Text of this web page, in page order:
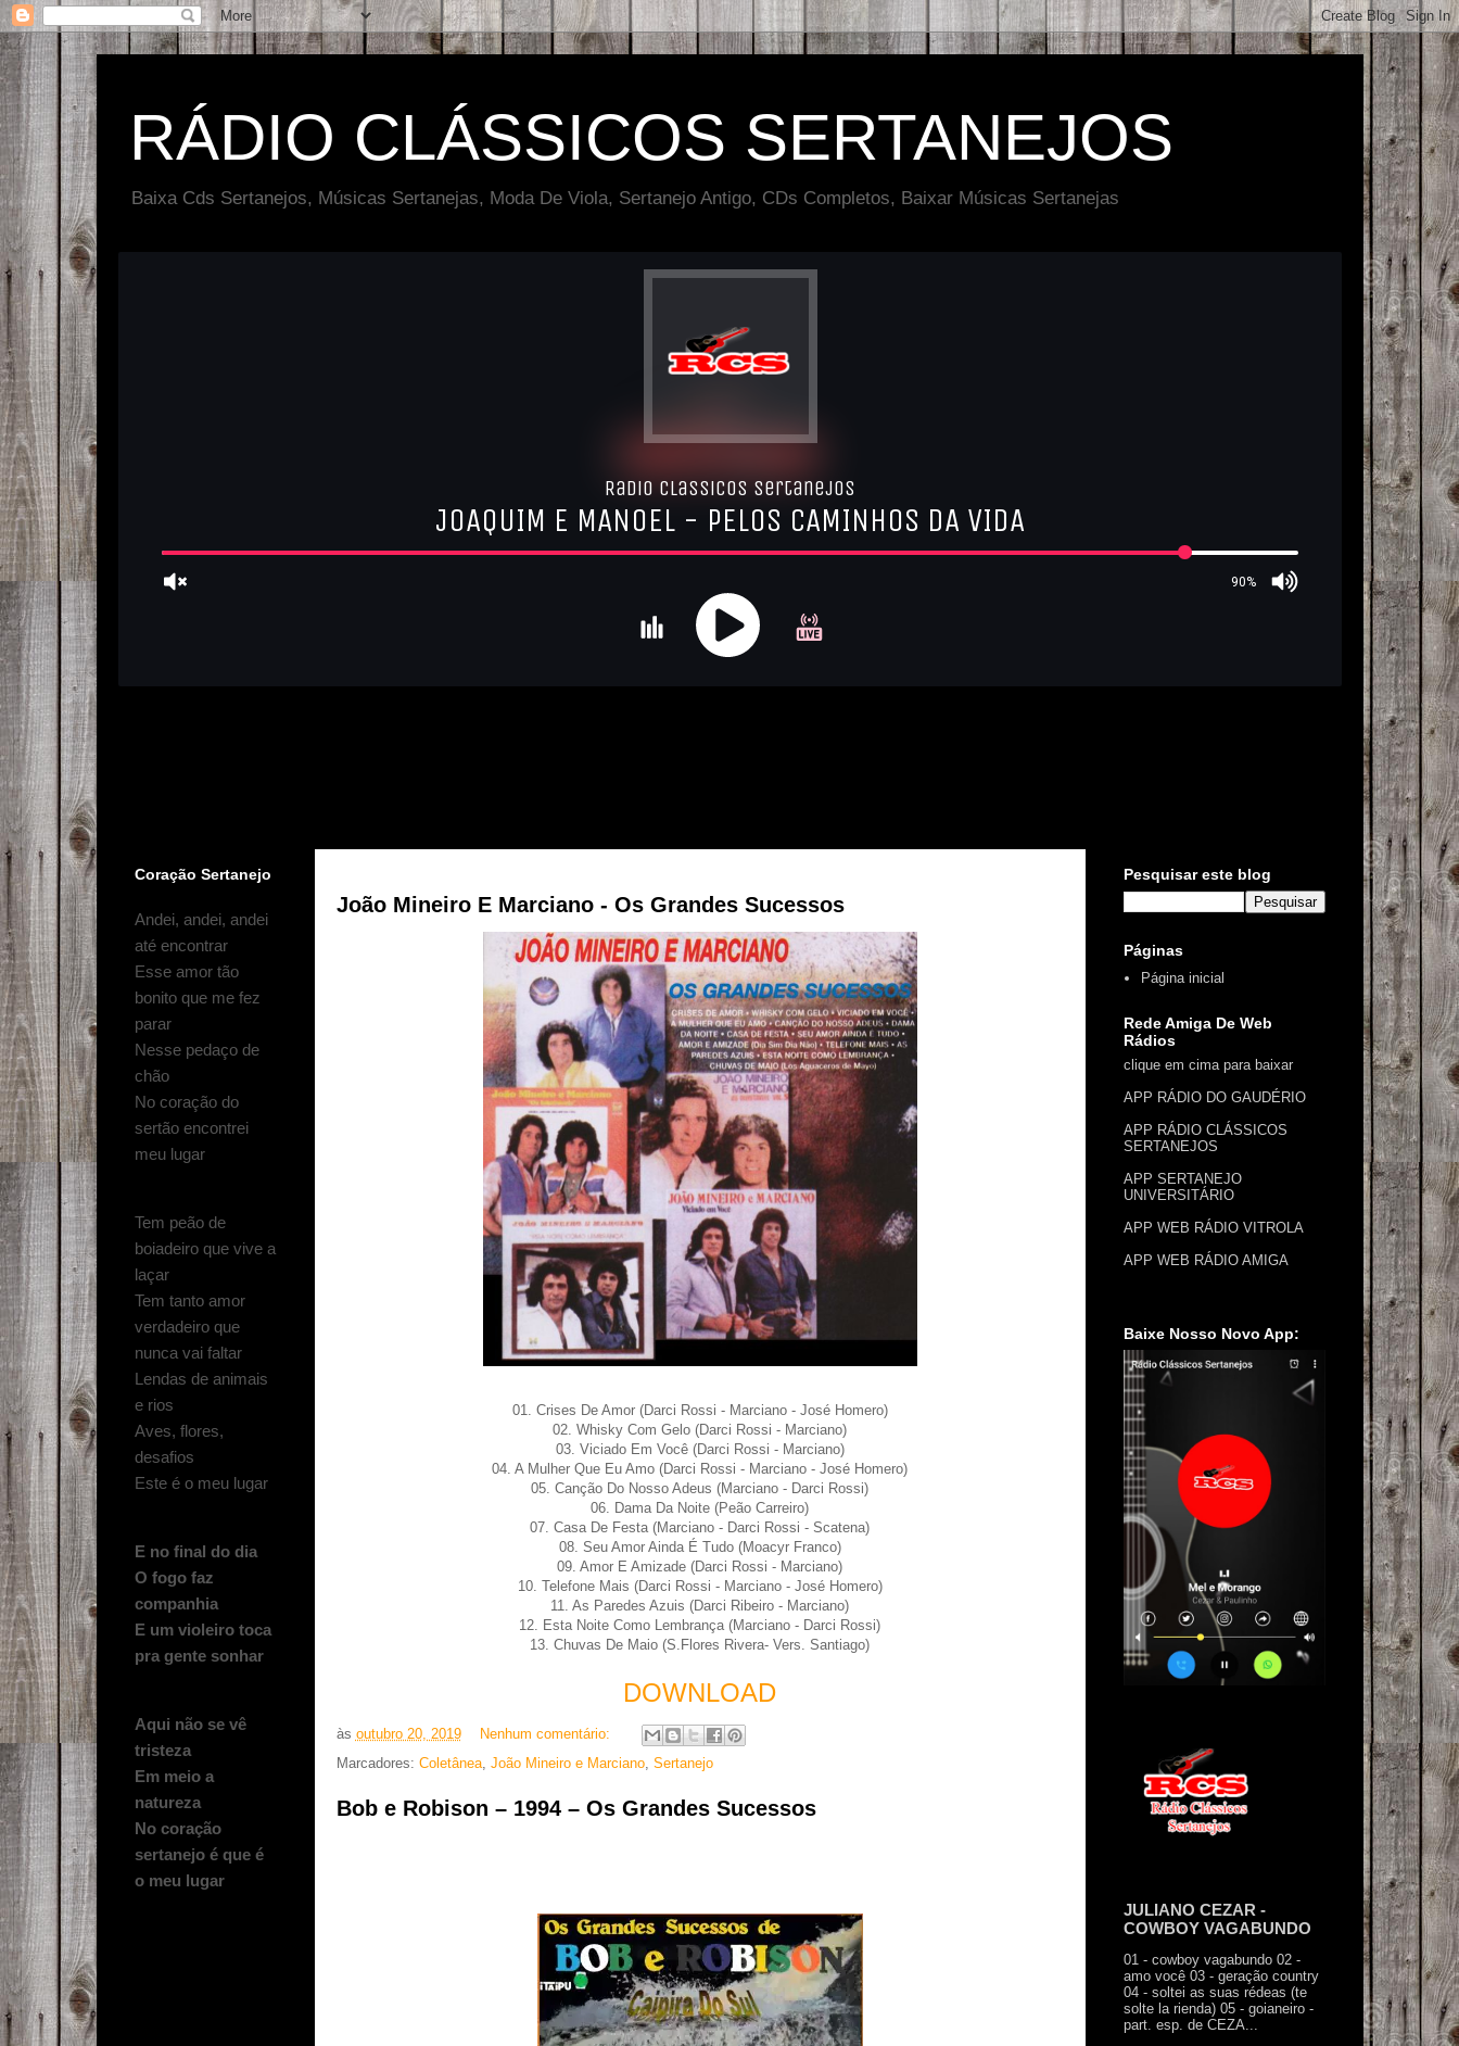
RÁDIO CLÁSSICOS SERTANEJOS
Baixa Cds Sertanejos, Músicas Sertanejas, Moda De Viola, Sertanejo Antigo, CDs Completos, Baixar Músicas Sertanejas
João Mineiro E Marciano - Os Grandes Sucessos
01. Crises De Amor (Darci Rossi - Marciano - José Homero)
02. Whisky Com Gelo (Darci Rossi - Marciano)
03. Viciado Em Você (Darci Rossi - Marciano)
04. A Mulher Que Eu Amo (Darci Rossi - Marciano - José Homero)
05. Canção Do Nosso Adeus (Marciano - Darci Rossi)
06. Dama Da Noite (Peão Carreiro)
07. Casa De Festa (Marciano - Darci Rossi - Scatena)
08. Seu Amor Ainda É Tudo (Moacyr Franco)
09. Amor E Amizade (Darci Rossi - Marciano)
10. Telefone Mais (Darci Rossi - Marciano - José Homero)
11. As Paredes Azuis (Darci Ribeiro - Marciano)
12. Esta Noite Como Lembrança (Marciano - Darci Rossi)
13. Chuvas De Maio (S.Flores Rivera- Vers. Santiago)
DOWNLOAD
às outubro 20, 2019
Nenhum comentário:
Marcadores: Coletânea, João Mineiro e Marciano, Sertanejo
Bob e Robison – 1994 – Os Grandes Sucessos
Coração Sertanejo
Andei, andei, andei
até encontrar
Esse amor tão
bonito que me fez
parar
Nesse pedaço de
chão
No coração do
sertão encontrei
meu lugar
Tem peão de
boiadeiro que vive a
laçar
Tem tanto amor
verdadeiro que
nunca vai faltar
Lendas de animais
e rios
Aves, flores,
desafios
Este é o meu lugar
E no final do dia
O fogo faz
companhia
E um violeiro toca
pra gente sonhar
Aqui não se vê
tristeza
Em meio a
natureza
No coração
sertanejo é que é
o meu lugar
Pesquisar este blog
Páginas
Página inicial
Rede Amiga De Web
Rádios
clique em cima para baixar
APP RÁDIO DO GAUDÉRIO
APP RÁDIO CLÁSSICOS
SERTANEJOS
APP SERTANEJO
UNIVERSITÁRIO
APP WEB RÁDIO VITROLA
APP WEB RÁDIO AMIGA
Baixe Nosso Novo App:
JULIANO CEZAR -
COWBOY VAGABUNDO
01 - cowboy vagabundo 02 -
amo você 03 - geração country
04 - soltei as suas rédeas (te
solte la rienda) 05 - goianeiro -
part. esp. de CEZA...